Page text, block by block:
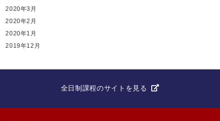
2020年3月
2020年2月
2020年1月
2019年12月
全日制課程のサイトを見る